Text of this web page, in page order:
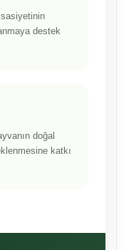
destek
doğal
katkı